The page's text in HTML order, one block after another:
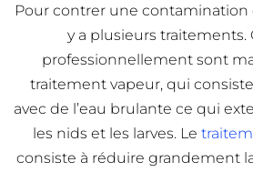
Pour contrer une contamination
y a plusieurs traitements.
professionnellement sont
traitement vapeur, qui
avec de l’eau brulante ce qui
les nids et les larves. Le
consiste à réduire grandement